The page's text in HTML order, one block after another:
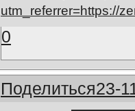
utm_referrer=https://
0
Поделиться23-